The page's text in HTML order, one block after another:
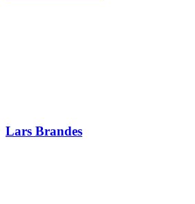
Lars Brandes